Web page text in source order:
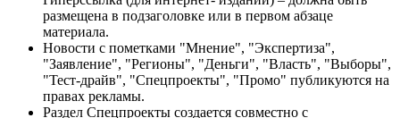
размещена в подзаголовке или в первом абзаце
материала.
Новости с пометками "Мнение", "Экспертиза",
"Заявление", "Регионы", "Деньги", "Власть", "Выборы",
"Тест-драйв", "Спецпроекты", "Промо" публикуются на
правах рекламы.
Раздел Спецпроекты создается совместно с